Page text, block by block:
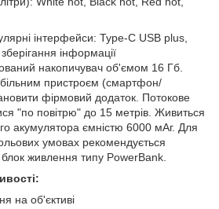
інтерфейси: Type-C USB plus,
інформації
накопичувач об'ємом 16 Гб.
пристроєм (смартфон/
фірмовий додаток. Потокове
"по повітрю" до 15 метрів. Живиться
акумулятора ємністю 6000 мАг. Для
умовах рекомендується
живлення типу PowerBank.
на об'єктиві